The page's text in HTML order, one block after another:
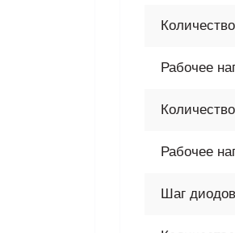
Рабочее
Рабочее
Шаг